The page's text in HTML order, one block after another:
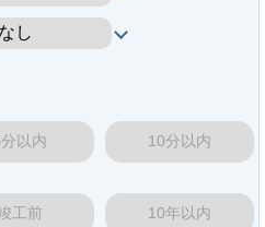
以内 10分以内
工前 10年以内